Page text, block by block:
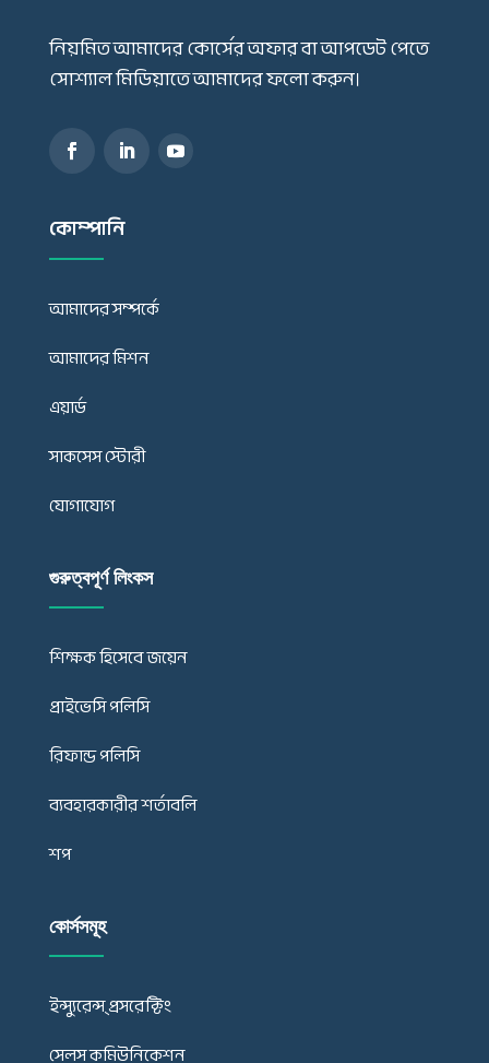
নিয়মিত আমাদের কোর্সের অফার বা আপডেট পেতে
সোশ্যাল মিডিয়াতে আমাদের ফলো করুন।
কোম্পানি
আমাদের সম্পর্কে
আমাদের মিশন
এয়ার্ড
সাকসেস স্টোরী
যোগাযোগ
গুরুত্বপূর্ণ লিংকস
শিক্ষক হিসেবে জয়েন
প্রাইভেসি পলিসি
রিফান্ড পলিসি
ব্যবহারকারীর শর্তাবলি
শপ
কোর্সসমূহ
ইন্স্যুরেন্স্ প্রসরেক্টিং
সেলস কমিউনিকেশন